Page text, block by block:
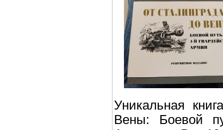
Уникальная
Вены: Боевой